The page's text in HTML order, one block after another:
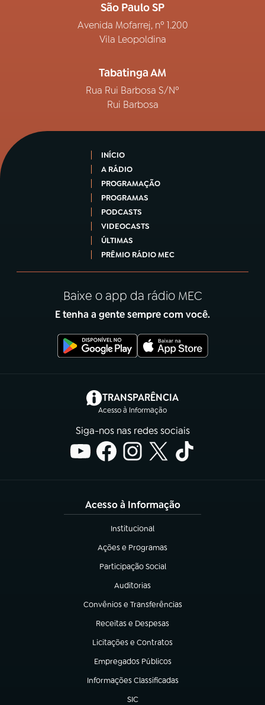
São Paulo SP
Avenida Mofarrej, nº 1.200
Vila Leopoldina
Tabatinga AM
Rua Rui Barbosa S/Nº
Rui Barbosa
INÍCIO
A RÁDIO
PROGRAMAÇÃO
PROGRAMAS
PODCASTS
VIDEOCASTS
ÚLTIMAS
PRÊMIO RÁDIO MEC
Baixe o app da rádio MEC
E tenha a gente sempre com você.
TRANSPARÊNCIA
Acesso à Informação
(abre em nova aba)
Siga-nos nas redes sociais
Acesso à Informação
Institucional
(abre em nova aba)
Ações e Programas
(abre em nova aba)
Participação Social
(abre em nova aba)
Auditorias
(abre em nova aba)
Convênios e Transferências
(abre em nova aba)
Receitas e Despesas
(abre em nova aba)
Licitações e Contratos
(abre em nova aba)
Empregados Públicos
(abre em nova aba)
Informações Classificadas
(abre em nova aba)
SIC